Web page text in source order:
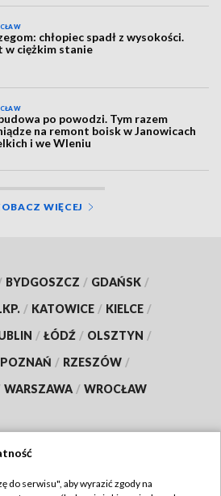
chłopiec spadł z wysokości.
w ciężkim stanie
po powodzi. Tym razem
na remont boisk w Janowicach
i we Wleniu
WIĘCEJ
BYDGOSZCZ / GDAŃSK /
/ KATOWICE / KIELCE /
/ ŁÓDŹ / OLSZTYN /
POZNAŃ / RZESZÓW /
WARSZAWA / WROCŁAW
do serwisu", aby wyrazić zgody na